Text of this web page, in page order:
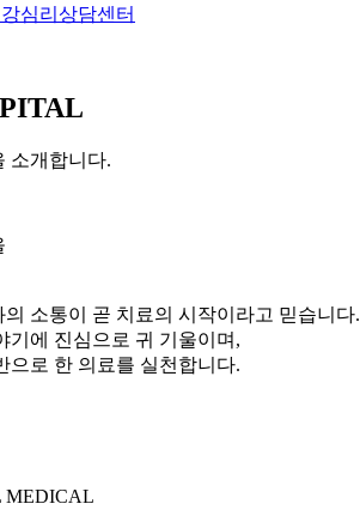
심리상담센터
소개합니다.
소통이 곧 치료의 시작이라고 믿습니다.
기에 진심으로 귀 기울이며,
으로 한 의료를 실천합니다.
MEDICAL